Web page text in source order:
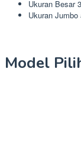
Ukuran Besar
Ukuran
Model